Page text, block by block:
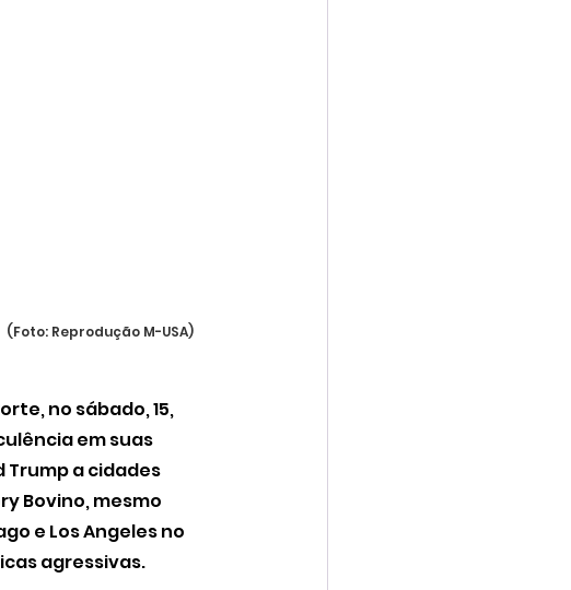
Reprodução M-USA)
no sábado, 15,
em suas
Trump a cidades
Bovino, mesmo
e Los Angeles no
agressivas.